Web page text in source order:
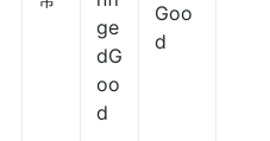
ge
dG
oo
d
Goo
d